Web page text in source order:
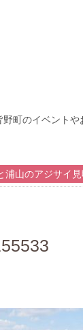
野町のイベントや
浦山のアジサイ